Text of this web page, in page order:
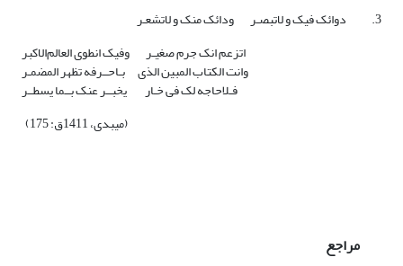
3. دوائک فیک و لاتبصـر ودائک منک و لاتشعـر
اتزعم انک جرم صغیـر وفیک انطوی العالم‌الاکبر
وانت الکتاب المبین الذی بـاحــرفه تظهر المضمـر
فـلاحاجه لک فی خـار یخبــر عنک بــما یسطــر
(میبدی، 1411ق: 175)
مراجع